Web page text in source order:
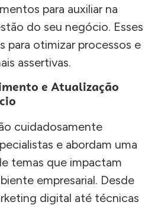
para auxiliar na
do seu negócio. Esses
para otimizar processos e
assertivas.
e Atualização
cuidadosamente
e abordam uma
temas que impactam
empresarial. Desde
digital até técnicas